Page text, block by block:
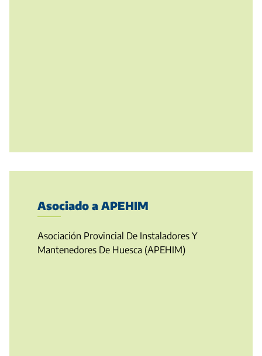
Asociado a APEHIM
Asociación Provincial De Instaladores Y
Mantenedores De Huesca (APEHIM)